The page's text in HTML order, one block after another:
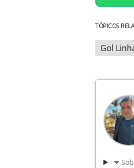
TÓPICOS
Gol